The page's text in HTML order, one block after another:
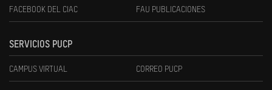
FACEBOOK DEL CIAC FAU PUBLICACIONES
SERVICIOS PUCP
CAMPUS VIRTUAL CORREO PUCP